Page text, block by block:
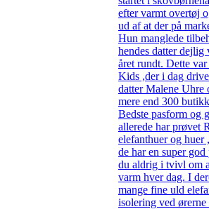
efter varmt overtøj
ud af at der på
Hun manglede
hendes datter dejlig
året rundt. Dette
Kids ,der i dag
datter Malene Uhre
mere end 300
Bedste pasform og
allerede har prøvet
elefanthuer og
de har en super
du aldrig i tvivl om
varm hver dag. I
mange fine uld
isolering ved